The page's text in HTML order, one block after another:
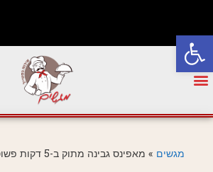
פתח סרגל נגישות
מגשים » מאפינס גבינה מתוק ב-5 דקות פשוטים וטעימים